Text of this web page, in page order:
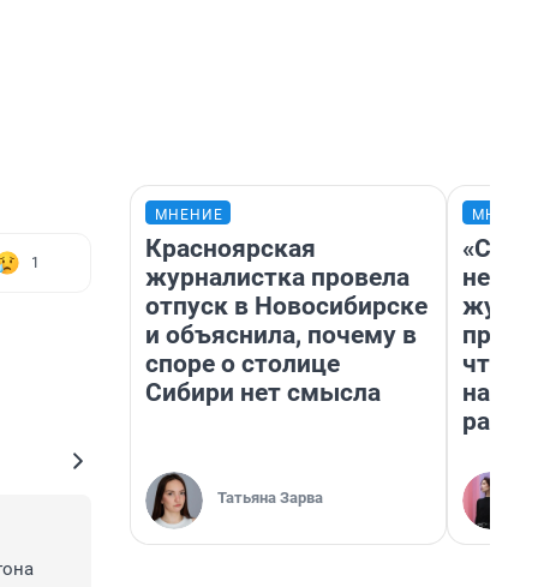
1
МНЕНИЕ
Красноярская
журналистка провела
отпуск в Новосибирске
и объяснила, почему в
споре о столице
Сибири нет смысла
Татьяна Зарва
на
ради